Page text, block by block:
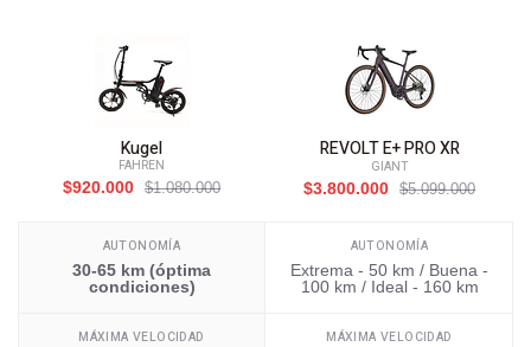
Kugel
FAHREN
$920.000
$1.080.000
AUTONOMÍA
30-65 km (óptima
condiciones)
MÁXIMA VELOCIDAD
REVOLT E+ PRO XR
GIANT
$3.800.000
$5.099.000
AUTONOMÍA
Extrema - 50 km / Buena -
100 km / Ideal - 160 km
MÁXIMA VELOCIDAD